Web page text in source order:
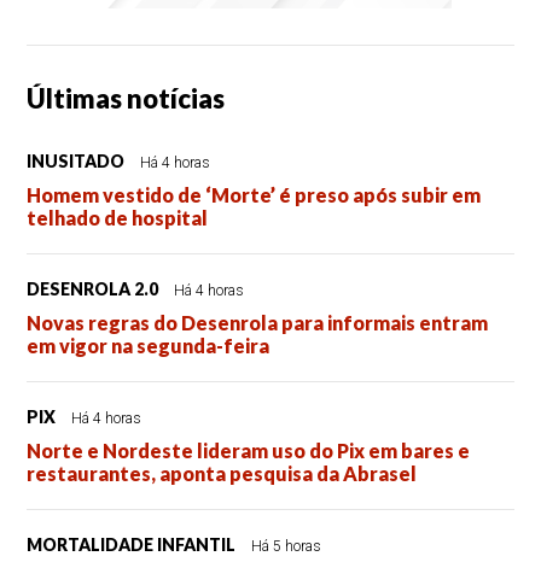
Últimas notícias
INUSITADO Há 4 horas
Homem vestido de ‘Morte’ é preso após subir em
telhado de hospital
DESENROLA 2.0 Há 4 horas
Novas regras do Desenrola para informais entram
em vigor na segunda-feira
PIX Há 4 horas
Norte e Nordeste lideram uso do Pix em bares e
restaurantes, aponta pesquisa da Abrasel
MORTALIDADE INFANTIL Há 5 horas